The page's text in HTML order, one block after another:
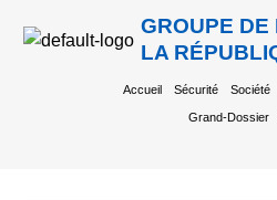
GROUPE DE
LA
Accueil Sécurité Société
Grand-Dossier